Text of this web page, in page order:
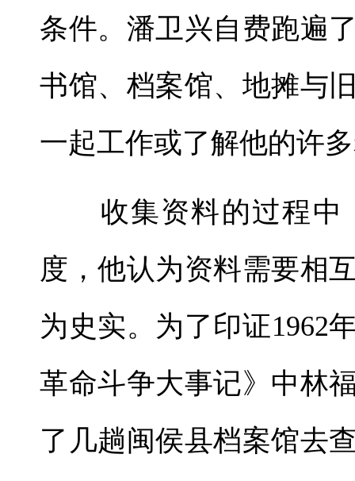
条件。潘卫兴自费跑遍
书馆、档案馆、地摊与
一起工作或了解他的许
收集资料的过程中
度，他认为资料需要相
为史实。为了印证1962
革命斗争大事记》中林
了几趟闽侯县档案馆去